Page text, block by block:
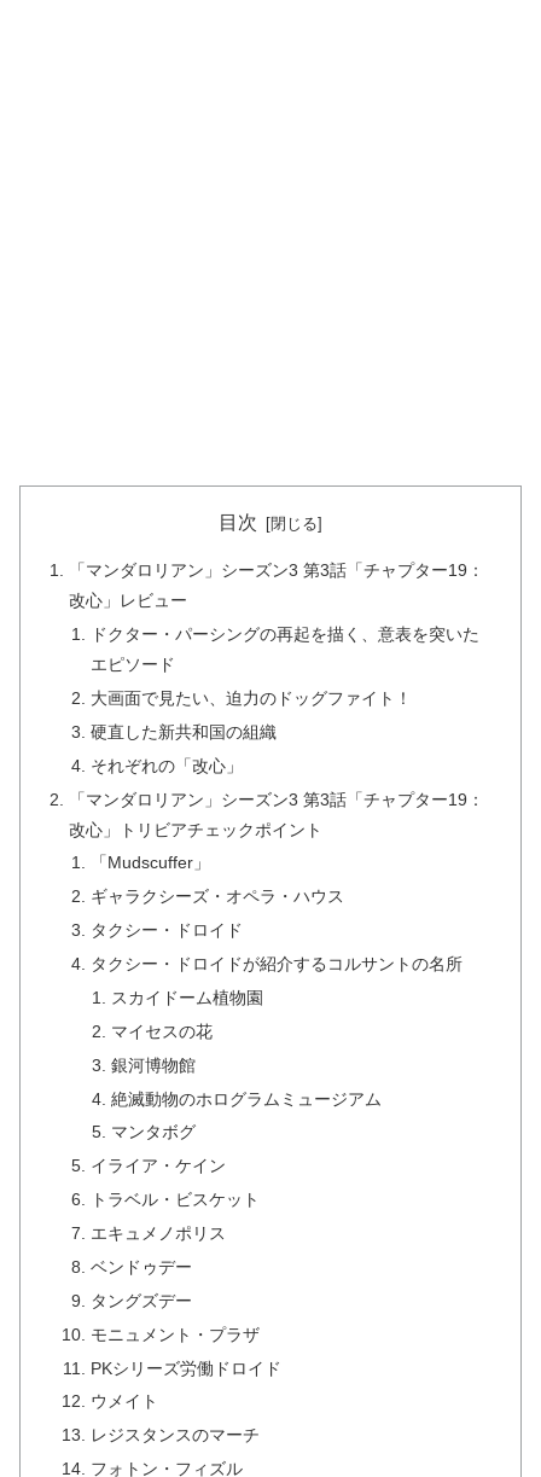
目次
「マンダロリアン」シーズン3 第3話「チャプター19：
改心」レビュー
ドクター・パーシングの再起を描く、意表を突いた
エピソード
大画面で見たい、迫力のドッグファイト！
硬直した新共和国の組織
それぞれの「改心」
「マンダロリアン」シーズン3 第3話「チャプター19：
改心」トリビアチェックポイント
「Mudscuffer」
ギャラクシーズ・オペラ・ハウス
タクシー・ドロイド
タクシー・ドロイドが紹介するコルサントの名所
スカイドーム植物園
マイセスの花
銀河博物館
絶滅動物のホログラムミュージアム
マンタボグ
イライア・ケイン
トラベル・ビスケット
エキュメノポリス
ベンドゥデー
タングズデー
モニュメント・プラザ
PKシリーズ労働ドロイド
ウメイト
レジスタンスのマーチ
フォトン・フィズル